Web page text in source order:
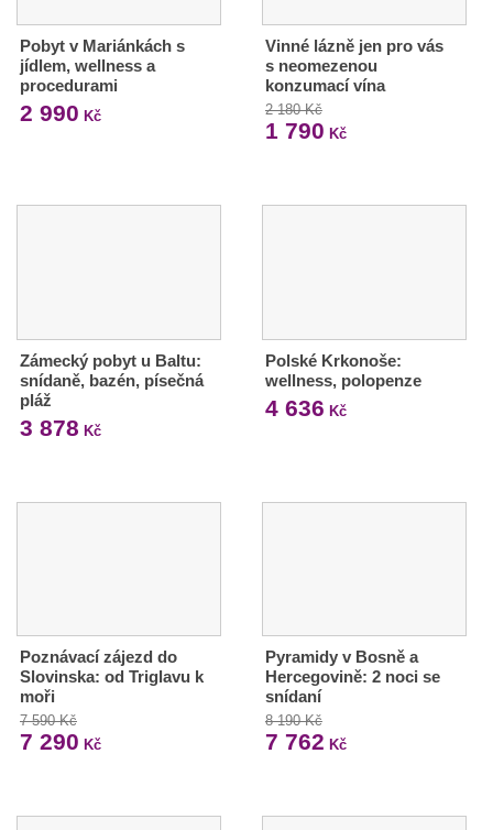
Pobyt v Mariánkách s
jídlem, wellness a
procedurami
2 990 Kč
Vinné lázně jen pro vás
s neomezenou
konzumací vína
2 180 Kč
1 790 Kč
Zámecký pobyt u Baltu:
snídaně, bazén, písečná
pláž
3 878 Kč
Polské Krkonoše:
wellness, polopenze
4 636 Kč
Poznávací zájezd do
Slovinska: od Triglavu k
moři
7 590 Kč
7 290 Kč
Pyramidy v Bosně a
Hercegovině: 2 noci se
snídaní
8 190 Kč
7 762 Kč